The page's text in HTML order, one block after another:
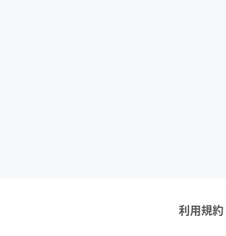
利用規約